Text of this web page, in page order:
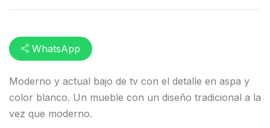
Moderno y actual bajo de tv con el detalle en aspa y
color blanco. Un mueble con un diseño tradicional a la
vez que moderno.
WhatsApp